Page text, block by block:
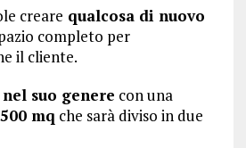
creare qualcosa di nuovo
completo per
il cliente.
suo genere con una
500 mq che sarà diviso in due